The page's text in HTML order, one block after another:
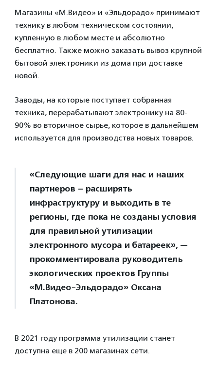
Магазины «М.Видео» и «Эльдорадо» принимают
технику в любом техническом состоянии,
купленную в любом месте и абсолютно
бесплатно. Также можно заказать вывоз крупной
бытовой электроники из дома при доставке
новой.
Заводы, на которые поступает собранная
техника, перерабатывают электронику на 80-
90% во вторичное сырье, которое в дальнейшем
используется для производства новых товаров.
«Следующие шаги для нас и наших
партнеров – расширять
инфраструктуру и выходить в те
регионы, где пока не созданы условия
для правильной утилизации
электронного мусора и батареек», —
прокомментировала руководитель
экологических проектов Группы
«М.Видео-Эльдорадо» Оксана
Платонова.
В 2021 году программа утилизации станет
доступна еще в 200 магазинах сети.